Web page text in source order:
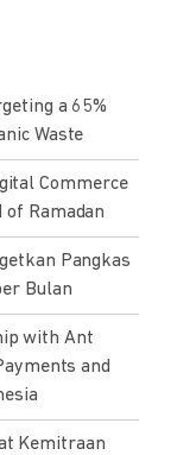
a 65%
Waste
Commerce
of Ramadan
Pangkas
Bulan
with Ant
and
Kemitraan